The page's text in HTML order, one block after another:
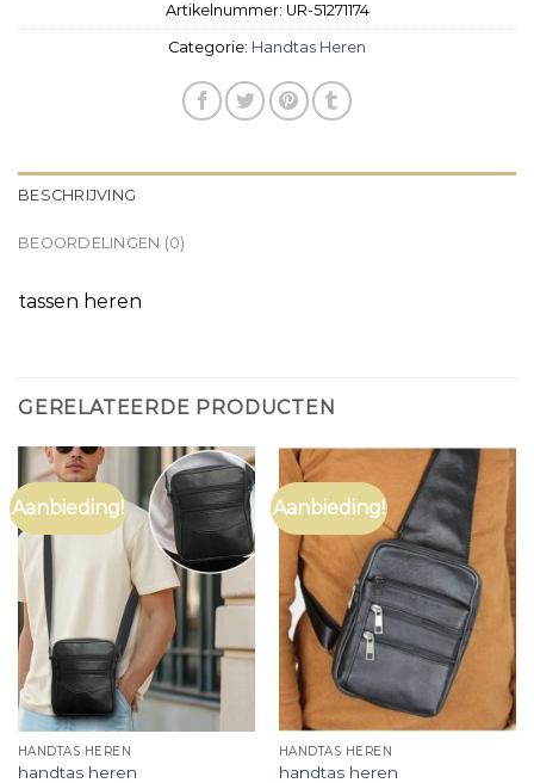
Artikelnummer: UR-51271174
Categorie: Handtas Heren
BESCHRIJVING
BEOORDELINGEN (0)
tassen heren
GERELATEERDE PRODUCTEN
Aanbieding!
HANDTAS HEREN
handtas heren
Aanbieding!
HANDTAS HEREN
handtas heren